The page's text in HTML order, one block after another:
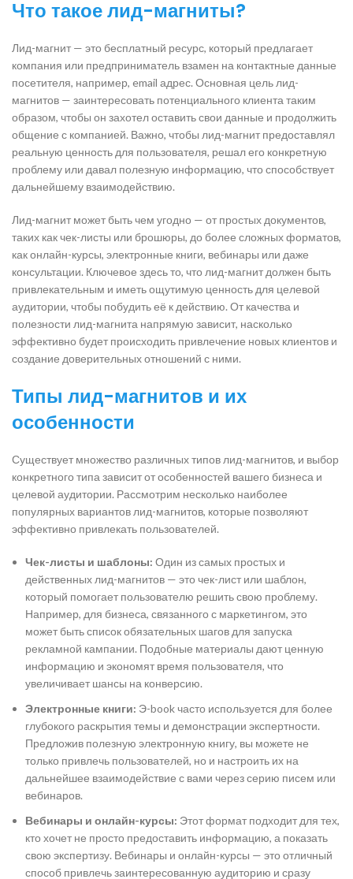
Что такое лид-магниты?
Лид-магнит — это бесплатный ресурс, который предлагает
компания или предприниматель взамен на контактные данные
посетителя, например, email адрес. Основная цель лид-
магнитов — заинтересовать потенциального клиента таким
образом, чтобы он захотел оставить свои данные и продолжить
общение с компанией. Важно, чтобы лид-магнит предоставлял
реальную ценность для пользователя, решал его конкретную
проблему или давал полезную информацию, что способствует
дальнейшему взаимодействию.
Лид-магнит может быть чем угодно — от простых документов,
таких как чек-листы или брошюры, до более сложных форматов,
как онлайн-курсы, электронные книги, вебинары или даже
консультации. Ключевое здесь то, что лид-магнит должен быть
привлекательным и иметь ощутимую ценность для целевой
аудитории, чтобы побудить её к действию. От качества и
полезности лид-магнита напрямую зависит, насколько
эффективно будет происходить привлечение новых клиентов и
создание доверительных отношений с ними.
Типы лид-магнитов и их
особенности
Существует множество различных типов лид-магнитов, и выбор
конкретного типа зависит от особенностей вашего бизнеса и
целевой аудитории. Рассмотрим несколько наиболее
популярных вариантов лид-магнитов, которые позволяют
эффективно привлекать пользователей.
Чек-листы и шаблоны: Один из самых простых и
действенных лид-магнитов — это чек-лист или шаблон,
который помогает пользователю решить свою проблему.
Например, для бизнеса, связанного с маркетингом, это
может быть список обязательных шагов для запуска
рекламной кампании. Подобные материалы дают ценную
информацию и экономят время пользователя, что
увеличивает шансы на конверсию.
Электронные книги: Э-book часто используется для более
глубокого раскрытия темы и демонстрации экспертности.
Предложив полезную электронную книгу, вы можете не
только привлечь пользователей, но и настроить их на
дальнейшее взаимодействие с вами через серию писем или
вебинаров.
Вебинары и онлайн-курсы: Этот формат подходит для тех,
кто хочет не просто предоставить информацию, а показать
свою экспертизу. Вебинары и онлайн-курсы — это отличный
способ привлечь заинтересованную аудиторию и сразу